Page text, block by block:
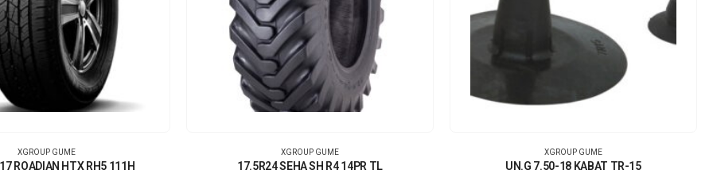
XGROUP GUME
ROADIAN HTX RH5 111H
XGROUP GUME
17.5R24 SEHA SH R4 14PR TL
XGROUP GUME
UN.G 7.50-18 KABAT TR-15